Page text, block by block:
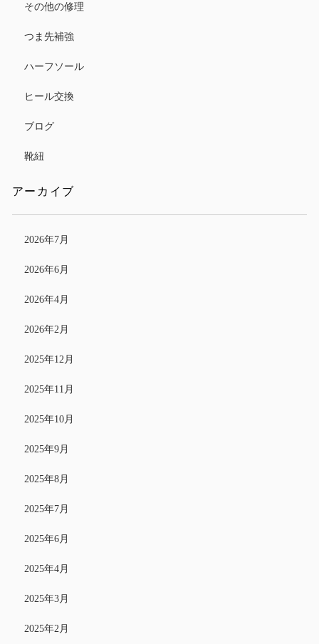
その他の修理
つま先補強
ハーフソール
ヒール交換
ブログ
靴紐
アーカイブ
2026年7月
2026年6月
2026年4月
2026年2月
2025年12月
2025年11月
2025年10月
2025年9月
2025年8月
2025年7月
2025年6月
2025年4月
2025年3月
2025年2月